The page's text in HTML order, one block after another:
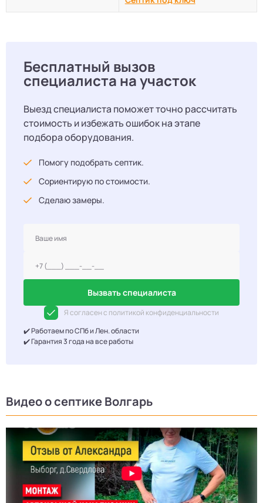
Бесплатный вызов
специалиста на участок
Выезд специалиста поможет точно рассчитать
стоимость и избежать ошибок на этапе
подбора оборудования.
Помогу подобрать септик.
Сориентирую по стоимости.
Сделаю замеры.
Вызвать специалиста
Я согласен с политикой конфиденциальности
✔️ Работаем по СПб и Лен. области
✔️ Гарантия 3 года на все работы
Видео о септике Волгарь